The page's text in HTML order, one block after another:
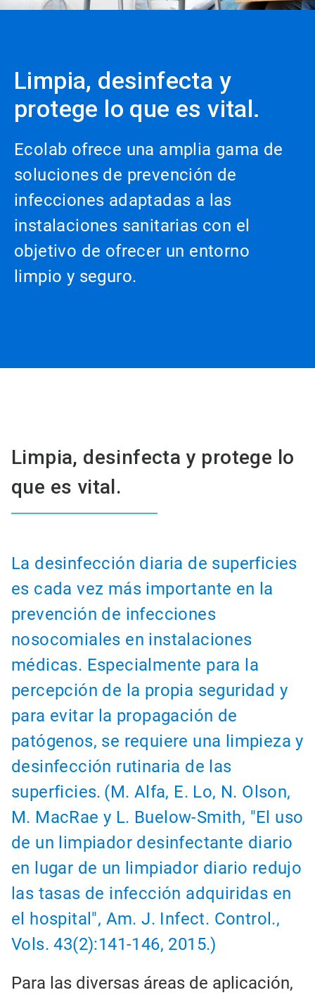
Limpia, desinfecta y
protege lo que es vital.
Ecolab ofrece una amplia gama de
soluciones de prevención de
infecciones adaptadas a las
instalaciones sanitarias con el
objetivo de ofrecer un entorno
limpio y seguro.
Limpia, desinfecta y protege lo
que es vital.
La desinfección diaria de superficies
es cada vez más importante en la
prevención de infecciones
nosocomiales en instalaciones
médicas. Especialmente para la
percepción de la propia seguridad y
para evitar la propagación de
patógenos, se requiere una limpieza y
desinfección rutinaria de las
superficies. (M. Alfa, E. Lo, N. Olson,
M. MacRae y L. Buelow-Smith, "El uso
de un limpiador desinfectante diario
en lugar de un limpiador diario redujo
las tasas de infección adquiridas en
el hospital", Am. J. Infect. Control.,
Vols. 43(2):141-146, 2015.)
Para las diversas áreas de aplicación,